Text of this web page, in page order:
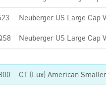
CT (Lux) American